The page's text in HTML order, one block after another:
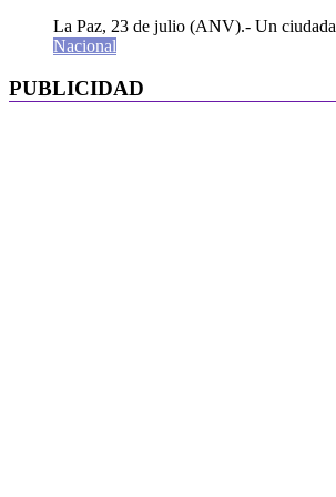
La Paz, 23 de julio (ANV).- Un
Nacional
PUBLICIDAD